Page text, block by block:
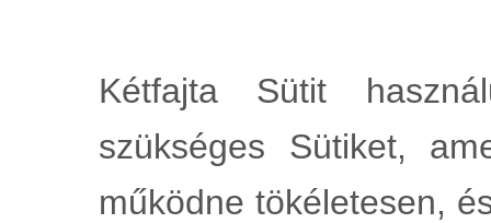
Kétfajta Sütit
szükséges Sütiket,
működne tökéletesen,